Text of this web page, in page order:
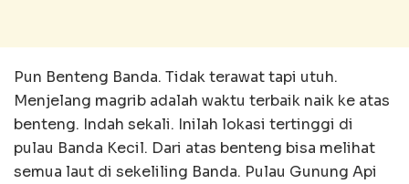
Pun Benteng Banda. Tidak terawat tapi utuh.
Menjelang magrib adalah waktu terbaik naik ke atas
benteng. Indah sekali. Inilah lokasi tertinggi di
pulau Banda Kecil. Dari atas benteng bisa melihat
semua laut di sekeliling Banda. Pulau Gunung Api